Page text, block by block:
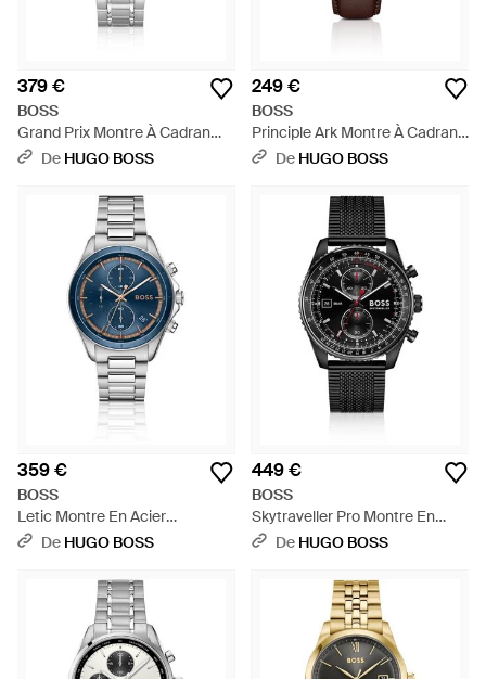
379 €
BOSS
Grand Prix Montre À Cadran
Bleu En Acier Inoxydable - Bleu
De HUGO BOSS
249 €
BOSS
Principle Ark Montre À Cadran
Marron Texturé - Multicolore
De HUGO BOSS
359 €
BOSS
Letic Montre En Acier
Inoxydable Avec Cadran Bleu -
De HUGO BOSS
449 €
BOSS
Skytraveller Pro Montre En
Acier Plaqué Avec Verre Saphir
De HUGO BOSS